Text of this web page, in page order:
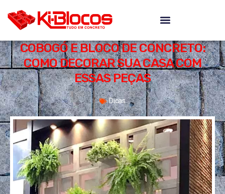
COBOGÓ E BLOCO DE CONCRETO:
COMO DECORAR SUA CASA COM
ESSAS PEÇAS
Dicas